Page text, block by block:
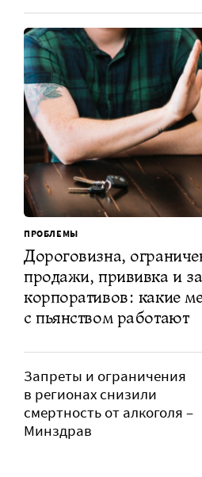
ПРОБЛЕМЫ
Дороговизна,
продажи, прививка и
корпоративов: какие
с пьянством работают
Запреты и ограничения
в регионах снизили
смертность от алкоголя –
Минздрав